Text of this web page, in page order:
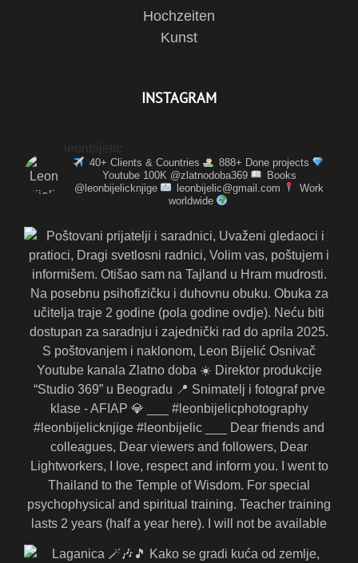
Hochzeiten
Kunst
INSTAGRAM
40+ Clients & Countries
888+ Done projects
Youtube 100K @zlatnodoba369
Books
@leonbijelicknjige
leonbijelic@gmail.com
Work
worldwide